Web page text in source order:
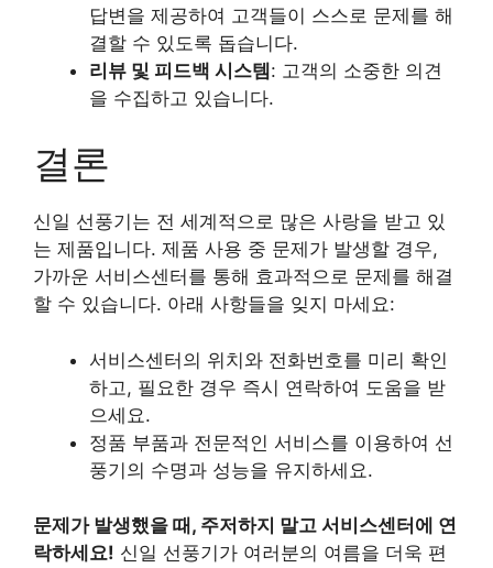
답변을 제공하여 고객들이 스스로 문제를 해
결할 수 있도록 돕습니다.
리뷰 및 피드백 시스템: 고객의 소중한 의견
을 수집하고 있습니다.
결론
신일 선풍기는 전 세계적으로 많은 사랑을 받고 있
는 제품입니다. 제품 사용 중 문제가 발생할 경우,
가까운 서비스센터를 통해 효과적으로 문제를 해결
할 수 있습니다. 아래 사항들을 잊지 마세요:
서비스센터의 위치와 전화번호를 미리 확인
하고, 필요한 경우 즉시 연락하여 도움을 받
으세요.
정품 부품과 전문적인 서비스를 이용하여 선
풍기의 수명과 성능을 유지하세요.
문제가 발생했을 때, 주저하지 말고 서비스센터에 연
락하세요! 신일 선풍기가 여러분의 여름을 더욱 편